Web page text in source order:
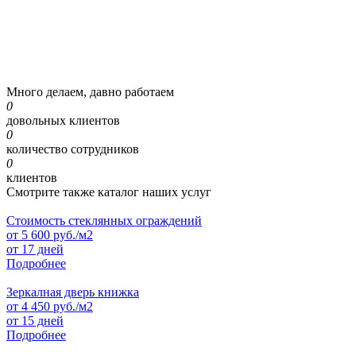
Много делаем, давно работаем
0
довольных клиентов
0
количество сотрудников
0
клиентов
Смотрите также каталог наших услуг
Стоимость стеклянных ограждений
от 5 600 руб./м2
от 17 дней
Подробнее
Зеркалная дверь книжка
от 4 450 руб./м2
от 15 дней
Подробнее